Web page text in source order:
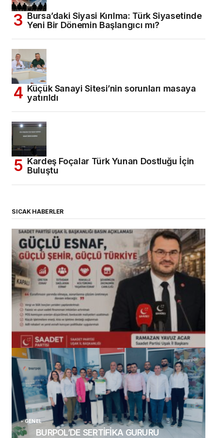
Bursa’daki Siyasi Kırılma: Türk Siyasetinde
Yeni Bir Dönemin Başlangıcı mı?
Küçük Sanayi Sitesi’nin sorunları masaya
yatırıldı
Kardeş Foçalar Türk Yunan Dostluğu İçin
Buluştu
SICAK HABERLER
(başlıksız)
Alaattin Karahan tarafından 14/07/2026
GENEL
BURPOL’DE SERTİFİKA GURURU